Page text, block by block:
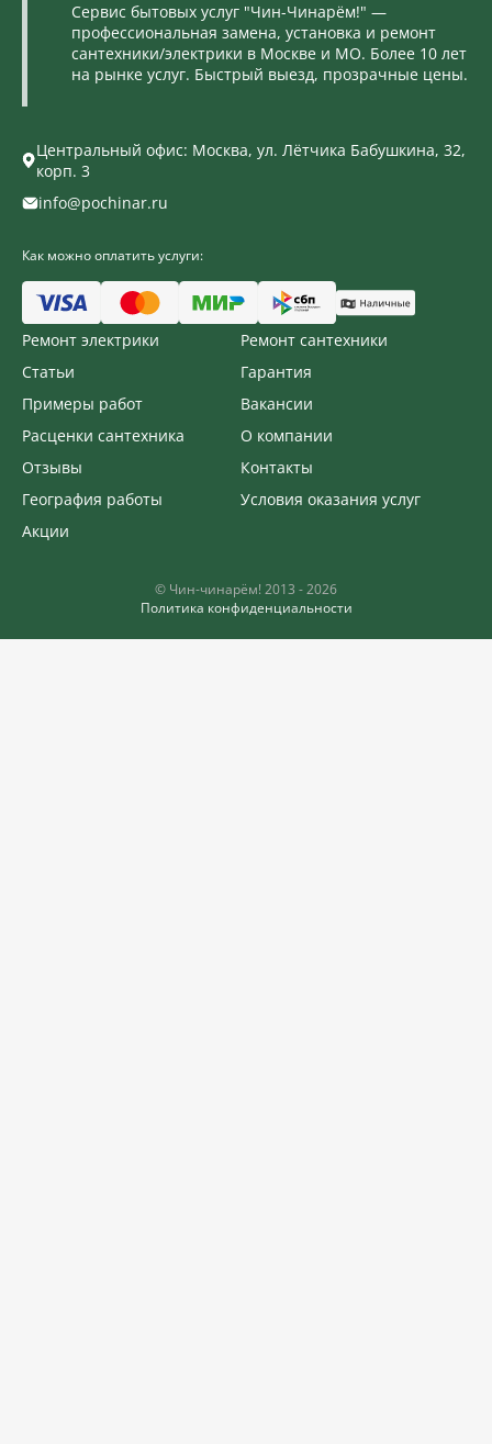
Сервис бытовых услуг "Чин-Чинарём!" —
профессиональная замена, установка и ремонт
сантехники/электрики в Москве и МО. Более 10 лет
на рынке услуг. Быстрый выезд, прозрачные цены.
Ремонт электрики
Ремонт сантехники
Статьи
Гарантия
Примеры работ
Вакансии
Расценки сантехника
О компании
Отзывы
Контакты
География работы
Условия оказания услуг
Акции
Центральный офис: Москва, ул. Лётчика Бабушкина, 32,
корп. 3
info@pochinar.ru
Как можно оплатить услуги:
©️ Чин-чинарём! 2013 - 2026
Политика конфиденциальности